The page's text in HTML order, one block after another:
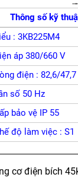
Thông số kỹ
: 3KB225M4
áp 380/660 V
điện : 82,6/
số 50 Hz
bảo vệ IP 55
độ làm việc : S1
cơ điện bích